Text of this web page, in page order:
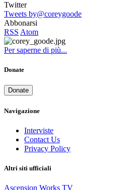
Twitter
Tweets by@coreygoode
Abbonarsi
RSS Atom
Per saperne di più...
Donate
Donate
Navigazione
Interviste
Contact Us
Privacy Policy
Altri siti ufficiali
Ascension Works TV